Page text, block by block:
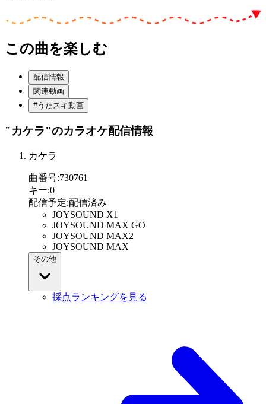
この曲を楽しむ
配信情報
関連動画
#うたスキ動画
"カケラ"のカラオケ配信情報
カケラ
曲番号:730761
キー:0
配信予定:配信済み
JOYSOUND X1
JOYSOUND MAX GO
JOYSOUND MAX2
JOYSOUND MAX
その他
採点ランキングを見る